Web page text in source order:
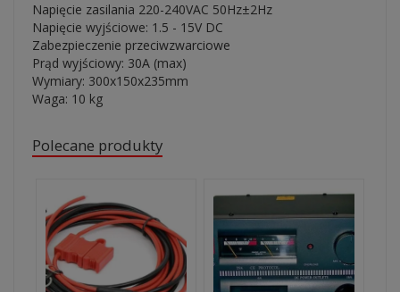
Napięcie zasilania 220-240VAC 50Hz±2Hz
Napięcie wyjściowe: 1.5 - 15V DC
Zabezpieczenie przeciwzwarciowe
Prąd wyjściowy: 30A (max)
Wymiary: 300x150x235mm
Waga: 10 kg
Polecane produkty